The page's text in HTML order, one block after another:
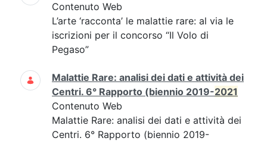
Contenuto Web
L’arte ‘racconta’ le malattie rare: al via le
iscrizioni per il concorso “Il Volo di
Pegaso”
Malattie Rare: analisi dei dati e attività dei
Centri. 6° Rapporto (biennio 2019-2021
Contenuto Web
Malattie Rare: analisi dei dati e attività dei
Centri. 6° Rapporto (biennio 2019-